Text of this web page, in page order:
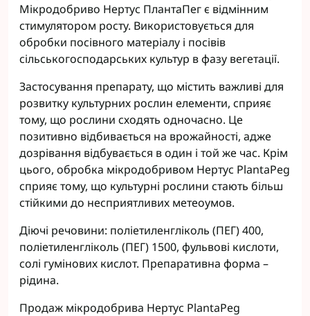
Мікродобриво Нертус ПлантаПег є відмінним
стимулятором росту. Використовується для
обробки посівного матеріалу і посівів
сільськогосподарських культур в фазу вегетації.
Застосування препарату, що містить важливі для
розвитку культурних рослин елементи, сприяє
тому, що рослини сходять одночасно. Це
позитивно відбивається на врожайності, адже
дозрівання відбувається в один і той же час. Крім
цього, обробка мікродобривом Нертус PlantaPeg
сприяє тому, що культурні рослини стають більш
стійкими до несприятливих метеоумов.
Діючі речовини: поліетиленгліколь (ПЕГ) 400,
поліетиленгліколь (ПЕГ) 1500, фульвові кислоти,
солі гумінових кислот. Препаративна форма –
рідина.
Продаж мікродобрива Нертус PlantaPeg